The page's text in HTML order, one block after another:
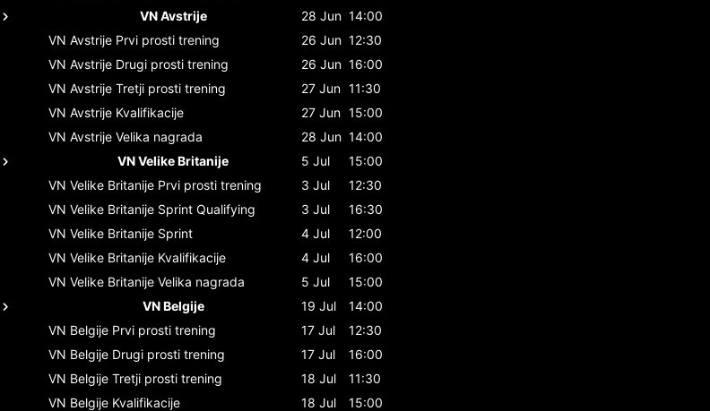
VN Avstrije
28 Jun 14:00
VN Avstrije Prvi prosti trening 26 Jun 12:30
VN Avstrije Drugi prosti trening 26 Jun 16:00
VN Avstrije Tretji prosti trening 27 Jun 11:30
VN Avstrije Kvalifikacije 27 Jun 15:00
VN Avstrije Velika nagrada 28 Jun 14:00
VN Velike Britanije
5 Jul
15:00
VN Velike Britanije Prvi prosti trening 3 Jul
12:30
VN Velike Britanije Sprint Qualifying 3 Jul
16:30
VN Velike Britanije Sprint 4 Jul
12:00
VN Velike Britanije Kvalifikacije 4 Jul
16:00
VN Velike Britanije Velika nagrada 5 Jul
15:00
VN Belgije
19 Jul
14:00
VN Belgije Prvi prosti trening 17 Jul
12:30
VN Belgije Drugi prosti trening 17 Jul
16:00
VN Belgije Tretji prosti trening 18 Jul
11:30
VN Belgije Kvalifikacije 18 Jul
15:00